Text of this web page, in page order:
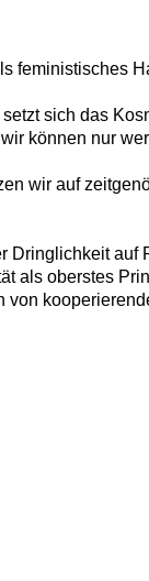
feministisches
sich das
können nur
wir auf
Dringlichkeit
als oberstes
von